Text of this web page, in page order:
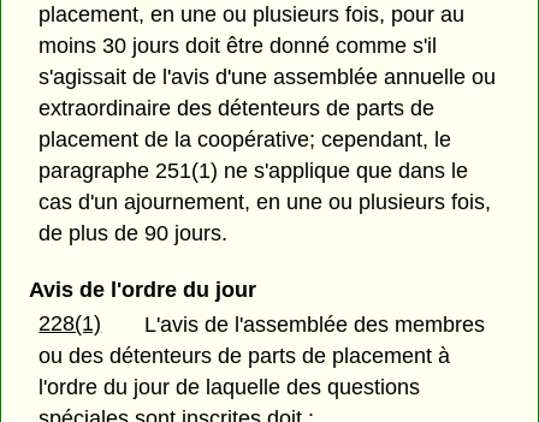
placement, en une ou plusieurs fois, pour au
moins 30 jours doit être donné comme s'il
s'agissait de l'avis d'une assemblée annuelle ou
extraordinaire des détenteurs de parts de
placement de la coopérative; cependant, le
paragraphe 251(1) ne s'applique que dans le
cas d'un ajournement, en une ou plusieurs fois,
de plus de 90 jours.
Avis de l'ordre du jour
228(1)
L'avis de l'assemblée des membres
ou des détenteurs de parts de placement à
l'ordre du jour de laquelle des questions